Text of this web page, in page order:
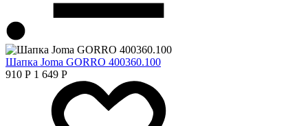
Шапка Joma GORRO 400360.100
910 Р 1 649 Р